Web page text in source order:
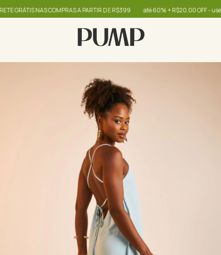
NAS COMPRAS A PARTIR DE R$399 até 60% + R$20,00 OFF - use o cupom